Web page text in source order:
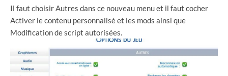
Il faut choisir Autres dans ce nouveau menu et il faut cocher
Activer le contenu personnalisé et les mods ainsi que
Modification de script autorisées.